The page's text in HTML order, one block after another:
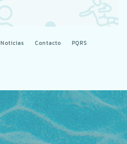
Noticias Contacto PQRS